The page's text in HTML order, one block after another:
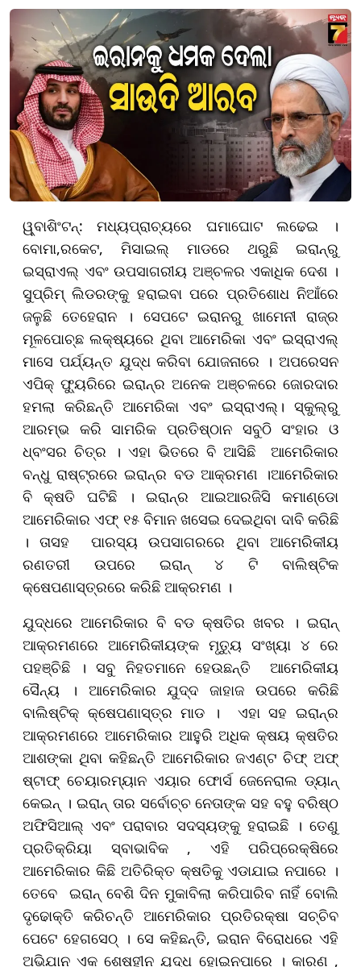
ୱ୍ବାଶିଂଟନ୍: ମଧ୍ୟପ୍ରାଚ୍ୟରେ ଘମାଘୋଟ ଲଢେଇ ।
ବୋମା,ରକେଟ, ମିସାଇଲ୍‌ ମାଡରେ ଥରୁଛି ଇରାନ୍‌ରୁ
ଇସ୍ରାଏଲ୍‌ ଏବଂ ଉପସାଗରୀୟ ଅଞ୍ଚଳର ଏକାଧିକ ଦେଶ ।
ସୁପ୍ରିମ୍‌ ଲିଡରଙ୍କୁ ହରାଇବା ପରେ ପ୍ରତିଶୋଧ ନିଆଁରେ
ଜଳୁଛି ତେହେରାନ । ସେପଟେ ଇରାନରୁ ଖାମେନୀ ରାଜ୍‌ର
ମୂଳପୋଚ୍ଛ ଲକ୍ଷ୍ୟରେ ଥିବା ଆମେରିକା ଏବଂ ଇସ୍ରାଏଲ୍‌
ମାସେ ପର୍ଯ୍ୟନ୍ତ ଯୁଦ୍ଧ କରିବା ଯୋଜନାରେ । ଅପରେସନ
ଏପିକ୍‌ ଫ୍ୟୁରିରେ ଇରାନ୍‌ର ଅନେକ ଅଞ୍ଚଳରେ ଜୋରଦାର
ହମଲା କରିଛନ୍ତି ଆମେରିକା ଏବଂ ଇସ୍ରାଏଲ୍‌। ସ୍କୁଲ୍‌ରୁ
ଆରମ୍ଭ କରି ସାମରିକ ପ୍ରତିଷ୍ଠାନ ସବୁଠି ସଂହାର ଓ
ଧ୍ବଂସର ଚିତ୍ର । ଏହା ଭିତରେ ବି ଆସିଛି ଆମେରିକାର
ବନ୍ଧୁ ରାଷ୍ଟ୍ରରେ ଇରାନ୍‌ର ବଡ ଆକ୍ରମଣ ।ଆମେରିକାର
ବି କ୍ଷତି ଘଟିଛି । ଇରାନ୍‌ର ଆଇଆରଜିସି କମାଣ୍ଡୋ
ଆମେରିକାର ଏଫ୍ ୧୫ ବିମାନ ଖସେଇ ଦେଇଥିବା ଦାବି କରିଛି
। ତାସହ ପାରସ୍ୟ ଉପସାଗରରେ ଥିବା ଆମେରିକୀୟ
ରଣତରୀ ଉପରେ ଇରାନ୍‌ ୪ ଟି ବାଲିଷ୍ଟିକ
କ୍ଷେପଣାସ୍ତ୍ରରେ କରିଛି ଆକ୍ରମଣ ।
ଯୁଦ୍ଧରେ ଆମେରିକାର ବି ବଡ କ୍ଷତିର ଖବର । ଇରାନ୍‌
ଆକ୍ରମଣରେ ଆମେରିକୀୟଙ୍କ ମୃତ୍ୟୁ ସଂଖ୍ୟା ୪ ରେ
ପହଞ୍ଚିଛି । ସବୁ ନିହତମାନେ ହେଉଛନ୍ତି ଆମେରିକୀୟ
ସୈନ୍ୟ । ଆମେରିକାର ଯୁଦ୍ଦ ଜାହାଜ ଉପରେ କରିଛି
ବାଲିଷ୍ଟିକ୍‌ କ୍ଷେପଣାସ୍ତ୍ର ମାଡ । ଏହା ସହ ଇରାନ୍‌ର
ଆକ୍ରମଣରେ ଆମେରିକାର ଆହୁରି ଅଧିକ କ୍ଷୟ କ୍ଷତିର
ଆଶଙ୍କା ଥିବା କହିଛନ୍ତି ଆମେରିକାର ଜଏଣ୍ଟ ଚିଫ୍‌ ଅଫ୍‌
ଷ୍ଟାଫ୍‌ ଚେୟାରମ୍ୟାନ ଏୟାର ଫୋର୍ସ ଜେନେରାଲ ଡ୍ୟାନ୍‌
କେଇନ୍‌ । ଇରାନ୍‌ ତାର ସର୍ବୋଚ୍ଚ ନେତାଙ୍କ ସହ ବହୁ ବରିଷ୍ଠ
ଅଫିସିଆଲ୍ ଏବଂ ପରାବାର ସଦସ୍ୟଙ୍କୁ ହରାଇଛି । ତେଣୁ
ପ୍ରତିକ୍ରିୟା ସ୍ବାଭାବିକ , ଏହି ପରିପ୍ରେକ୍ଷିରେ
ଆମେରିକାର କିଛି ଅତିରିକ୍ତ କ୍ଷତିକୁ ଏଡାଯାଇ ନପାରେ ।
ତେବେ ଇରାନ୍ ବେଶି ଦିନ ମୁକାବିଲା କରିପାରିବ ନାହିଁ ବୋଲି
ଦୃଢୋକ୍ତି କରିଚନ୍ତି ଆମେରିକାର ପ୍ରତିରକ୍ଷା ସଚ୍ଚିବ
ପେଟେ ହେଗସେଠ୍ । ସେ କହିଛନ୍ତି, ଇରାନ ବିରୋଧରେ ଏହି
ଅଭିଯାନ ଏକ ଶେଷହୀନ ଯୁଦ୍ଧ ହୋଇନପାରେ । କାରଣ ,